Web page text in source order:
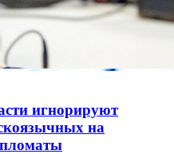
игнорируют
на